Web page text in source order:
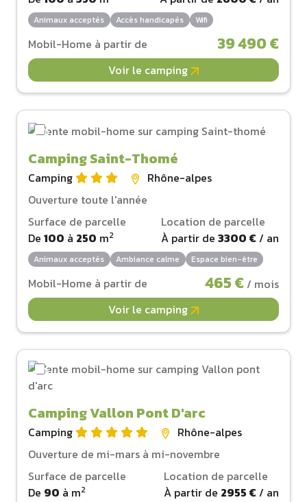
Animaux acceptés Accès handicapés Wifi
Mobil-Home à partir de 39 490 €
Voir le camping
Camping Saint-Thomé
Camping
Rhône-alpes
Ouverture toute l'année
Surface de parcelle
De 100 à 250 m2
Location de parcelle
À partir de 3300 € / an
Animaux acceptés Ambiance calme Espace bien-être
Mobil-Home à partir de 465 € / mois
Voir le camping
Camping Vallon Pont D'arc
Camping
Rhône-alpes
Ouverture de mi-mars à mi-novembre
Surface de parcelle
De 90 à m2
Location de parcelle
À partir de 2955 € / an